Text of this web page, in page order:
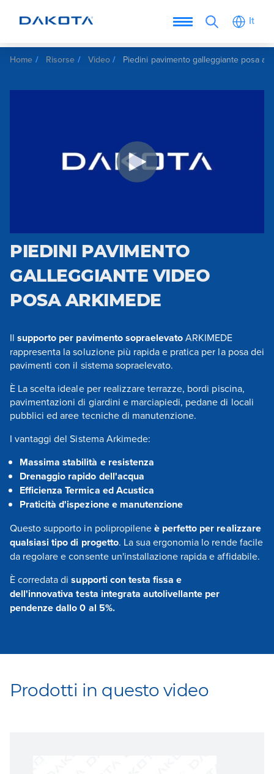
It
Home Risorse Video Piedini pavimento galleggiante posa
PIEDINI PAVIMENTO
GALLEGGIANTE VIDEO
POSA ARKIMEDE
Ilsupporto per pavimento sopraelevatoARKIMEDE
rappresenta la soluzione più rapida e pratica per la posa dei
pavimenti con il sistema sopraelevato.
È La scelta ideale per realizzare terrazze, bordi piscina,
pavimentazioni di giardini e marciapiedi, pedane di locali
pubblici ed aree tecniche di manutenzione.
I vantaggi del Sistema Arkimede:
Massima stabilità e resistenza
Drenaggio rapido dell'acqua
Efficienza Termica ed Acustica
Praticità d'ispezione e manutenzione
Questo supporto in polipropileneè perfetto per realizzare
qualsiasi tipo di progetto. La sua ergonomia lo rende facile
da regolare e consente un'installazione rapida e affidabile.
È corredata di supporti con testa fissa e
dell'innovativa testa integrata autolivellante per
pendenze dallo 0 al 5%.
Prodotti in questo video